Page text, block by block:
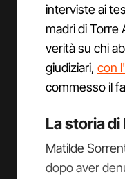
interviste ai
madri di Torre
verità su chi
giudiziari, con
commesso il
La storia
Matilde
dopo aver